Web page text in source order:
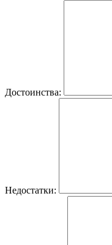
Достоинства:
Недостатки: